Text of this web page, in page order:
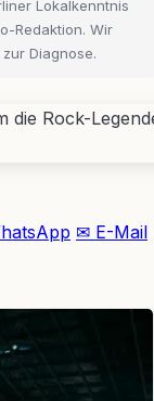
Lokalkenntnis
Redaktion. Wir
Diagnose.
✉ E-Mail